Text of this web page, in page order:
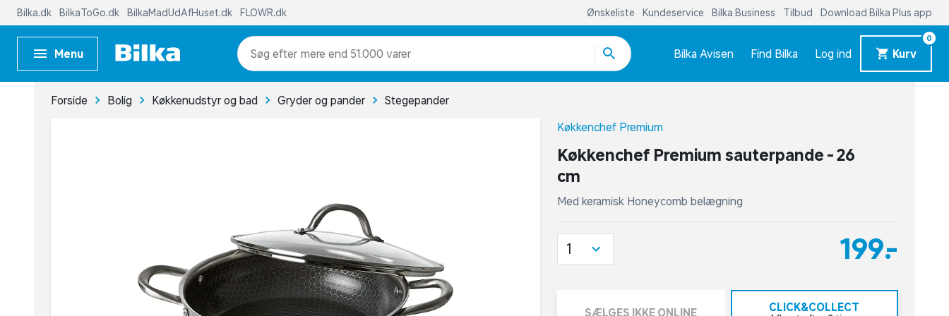
Bilka.dk BilkaToGo.dk BilkaMadUdAfHuset.dk FLOWR.dk Ønskeliste Kundeservice Bilka Business Tilbud Download Bilka Plus app
Menu mere end 51.000 varer Bilka Avisen Find Bilka Log ind Kurv
0
Forside Bolig Køkkenudstyr og bad Gryder og pander Stegepander
Køkkenchef Premium
Køkkenchef Premium sauterpande - 26
cm
Med keramisk Honeycomb belægning
199,-
1
SÆLGES IKKE ONLINE CLICK&COLLECT